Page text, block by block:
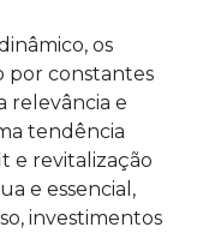
os
por constantes
relevância e
tendência
e revitalização
e essencial,
investimentos